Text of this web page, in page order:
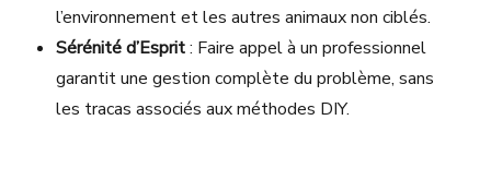
l’environnement et les autres animaux non ciblés.
Sérénité d’Esprit: Faire appel à un professionnel
garantit une gestion complète du problème, sans
les tracas associés aux méthodes DIY.